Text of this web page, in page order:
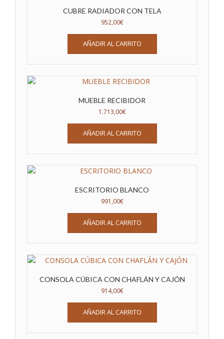
CUBRE RADIADOR CON TELA
952,00€
AÑADIR AL CARRITO
MUEBLE RECIBIDOR
1.713,00€
AÑADIR AL CARRITO
ESCRITORIO BLANCO
991,00€
AÑADIR AL CARRITO
CONSOLA CÚBICA CON CHAFLÁN Y CAJÓN
914,00€
AÑADIR AL CARRITO